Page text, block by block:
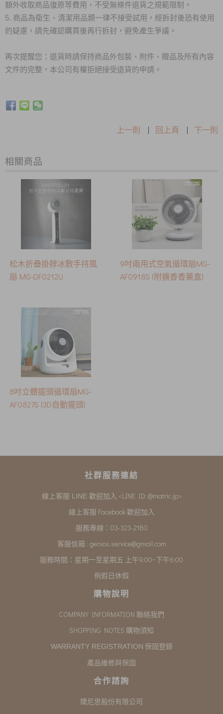
額外收取商品復原等費用，不受無條件退貨之規範限制。
5. 商品為衛生、清潔用品類一律不接受試用，經拆封後恐有使用
的疑慮，請先確認購買後再行拆封，避免產生爭議。
再次提醒您：退貨時請保持商品外包裝、附件、贈品及所有內容
文件的完整，本公司有權拒絕接受退貨的申請。
上一則 | 回上頁 | 下一則
相關商品
松木折疊掛脖冰敷手持風
扇 MG-DF0212U
9吋兩用式空氣循環扇MG-
AF0918S (附擴香香薰盒)
8吋立體擺頭循環扇MG-
AF0827S (3D自動擺頭)
社群服務連結
線上客服 LINE 歡迎加入 <LINE ID: @matric.jp>
線上客服 Facebook 歡迎加入
服務專線：03-323-2180
客服信箱 : genios.service@gmail.com
服務時間：星期一至星期五 上午9:00~下午6:00
例假日休假
購物說明
COMPANY INFORMATION 聯絡我們
SHOPPING NOTES 購物須知
WARRANTY REGISTRATION 保固登錄
產品維修與保固
合作諮詢
婕尼思股份有限公司